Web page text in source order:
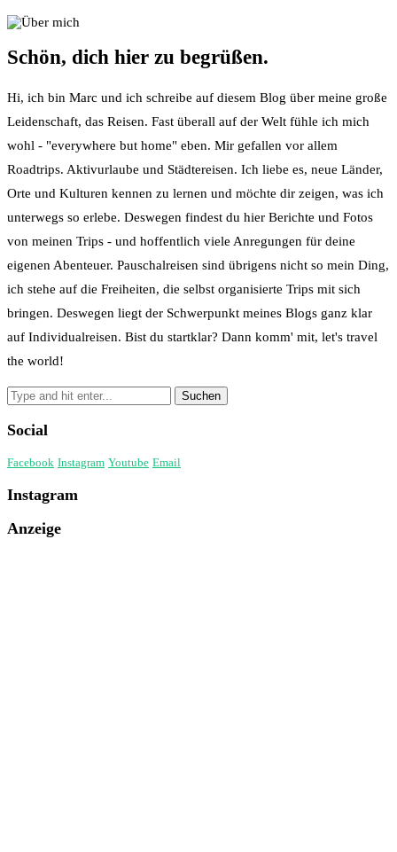
Schön, dich hier zu begrüßen.
Hi, ich bin Marc und ich schreibe auf diesem Blog über meine große
Leidenschaft, das Reisen. Fast überall auf der Welt fühle ich mich
wohl - "everywhere but home" eben. Mir gefallen vor allem
Roadtrips. Aktivurlaube und Städtereisen. Ich liebe es, neue Länder,
Orte und Kulturen kennen zu lernen und möchte dir zeigen, was ich
unterwegs so erlebe. Deswegen findest du hier Berichte und Fotos
von meinen Trips - und hoffentlich viele Anregungen für deine
eigenen Abenteuer. Pauschalreisen sind übrigens nicht so mein Ding,
ich stehe auf die Freiheiten, die selbst organisierte Trips mit sich
bringen. Deswegen liegt der Schwerpunkt meines Blogs ganz klar
auf Individualreisen. Bist du startklar? Dann komm' mit, let's travel
the world!
Social
Facebook Instagram Youtube Email
Instagram
Anzeige